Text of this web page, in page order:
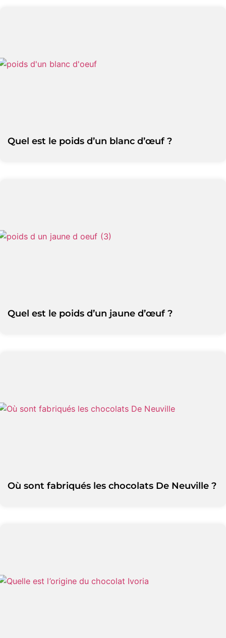
Quel est le poids d’un blanc d’œuf ?
Quel est le poids d’un jaune d’œuf ?
Où sont fabriqués les chocolats De Neuville ?